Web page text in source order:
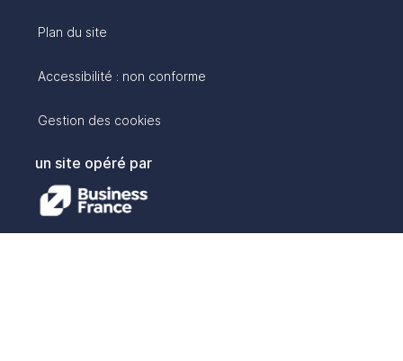
Plan du site
Accessibilité : non conforme
Gestion des cookies
un site opéré par
avec :